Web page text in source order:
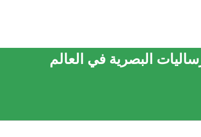
البصرية في العالم